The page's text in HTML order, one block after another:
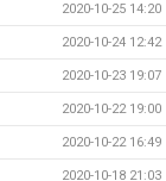
2020-10-25 14:20
2020-10-24 12:42
2020-10-23 19:07
2020-10-22 19:00
2020-10-22 16:49
2020-10-18 21:03